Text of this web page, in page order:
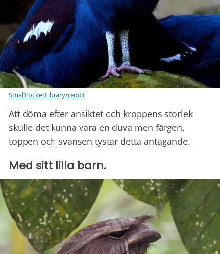
SmallPocketLibrary/reddit
Att döma efter ansiktet och kroppens storlek
skulle det kunna vara en duva men färgen,
toppen och svansen tystar detta antagande.
Med sitt lilla barn.